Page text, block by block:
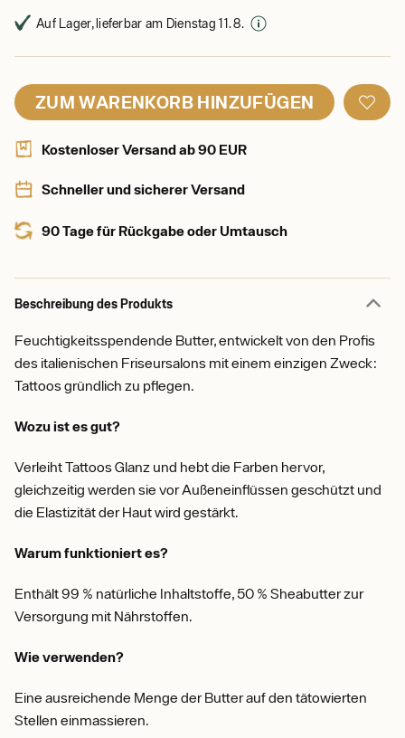
Auf Lager, lieferbar am Dienstag 11. 8.
ZUM WARENKORB HINZUFÜGEN
Kostenloser Versand ab 90 EUR
Schneller und sicherer Versand
90 Tage für Rückgabe oder Umtausch
Beschreibung des Produkts
Feuchtigkeitsspendende Butter, entwickelt von den Profis
des italienischen Friseursalons mit einem einzigen Zweck:
Tattoos gründlich zu pflegen.
Wozu ist es gut?
Verleiht Tattoos Glanz und hebt die Farben hervor,
gleichzeitig werden sie vor Außeneinflüssen geschützt und
die Elastizität der Haut wird gestärkt.
Warum funktioniert es?
Enthält 99 % natürliche Inhaltstoffe, 50 % Sheabutter zur
Versorgung mit Nährstoffen.
Wie verwenden?
Eine ausreichende Menge der Butter auf den tätowierten
Stellen einmassieren.